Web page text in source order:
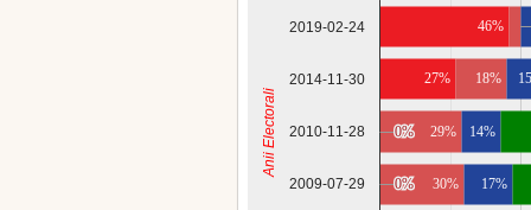
2019-02-24
2014-11-30
2010-11-28
2009-07-29
46%
27%
0%
0%
0%
0%
18%
29%
30%
14%
17%
Anii Electorali